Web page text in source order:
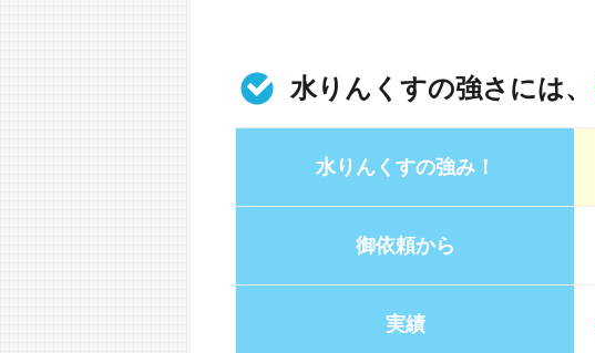
水りんくすの強さには、
水りんくすの強み！
御依頼から
実績